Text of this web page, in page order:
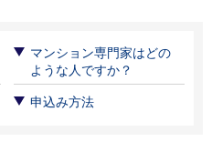
マンション専門家はどの
ような人ですか？
申込み方法